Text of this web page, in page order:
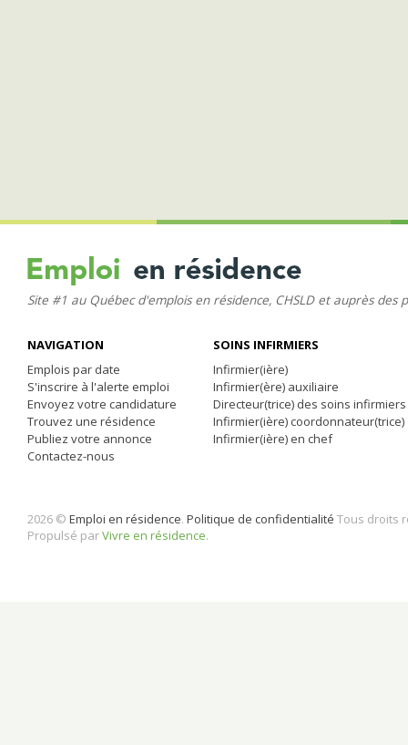
Site #1 au Québec d'emplois en résidence, CHSLD et auprès des
NAVIGATION
Emplois par date
S'inscrire à l'alerte emploi
Envoyez votre candidature
Trouvez une résidence
Publiez votre annonce
Contactez-nous
SOINS INFIRMIERS
Infirmier(ière)
Infirmier(ère) auxiliaire
Directeur(trice) des soins infirmiers
Infirmier(ière) coordonnateur(trice)
Infirmier(ière) en chef
2026 © Emploi en résidence. Politique de confidentialité Tous droits
Propulsé parVivre en résidence.